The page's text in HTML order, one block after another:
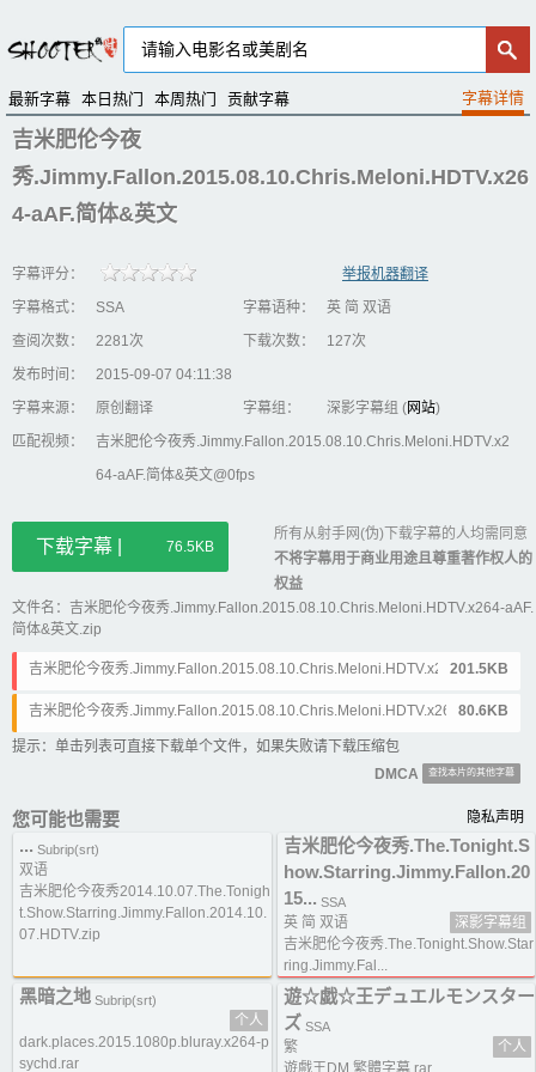
最新字幕 本日热门 本周热门 贡献字幕
吉米肥伦今夜
秀.Jimmy.Fallon.2015.08.10.Chris.Meloni.HDTV.x26
4-aAF.简体&英文
字幕评分：
举报机器翻译
字幕格式：
SSA 字幕语种：
英 简 双语
查阅次数：
2281次 下载次数：
127次
发布时间：
2015-09-07 04:11:38
字幕来源：
原创翻译 字幕组： 深影字幕组 (网站)
匹配视频：
吉米肥伦今夜秀.Jimmy.Fallon.2015.08.10.Chris.Meloni.HDTV.x2
64-aAF.简体&英文@0fps
下载字幕 | 76.5KB
所有从射手网(伪)下载字幕的人均需同意
不将字幕用于商业用途且尊重著作权人的
权益
文件名：吉米肥伦今夜秀.Jimmy.Fallon.2015.08.10.Chris.Meloni.HDTV.x264-aAF.
简体&英文.zip
吉米肥伦今夜秀.Jimmy.Fallon.2015.08.10.Chris.Meloni.HDTV.x264-aAF.简
体&英文.ass
201.5KB
吉米肥伦今夜秀.Jimmy.Fallon.2015.08.10.Chris.Meloni.HDTV.x264-aAF.简
体&英文.srt
80.6KB
提示：单击列表可直接下载单个文件，如果失败请下载压缩包
DMCA
查找本片的其他字幕
您可能也需要 隐私声明
... Subrip(srt)
双语
吉米肥伦今夜秀2014.10.07.The.Tonigh
t.Show.Starring.Jimmy.Fallon.2014.10.
07.HDTV.zip
吉米肥伦今夜秀.The.Tonight.S
how.Starring.Jimmy.Fallon.20
15... SSA
英 简 双语
深影字幕组
吉米肥伦今夜秀.The.Tonight.Show.Star
ring.Jimmy.Fal...
黑暗之地 Subrip(srt)
个人
dark.places.2015.1080p.bluray.x264-p
sychd.rar
遊☆戯☆王デュエルモンスター
ズ SSA
繁
个人
遊戲王DM 繁體字幕.rar